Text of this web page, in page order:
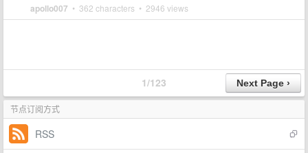
apollo007 • 362 characters • 2946 views
1/123
节点订阅方式
RSS